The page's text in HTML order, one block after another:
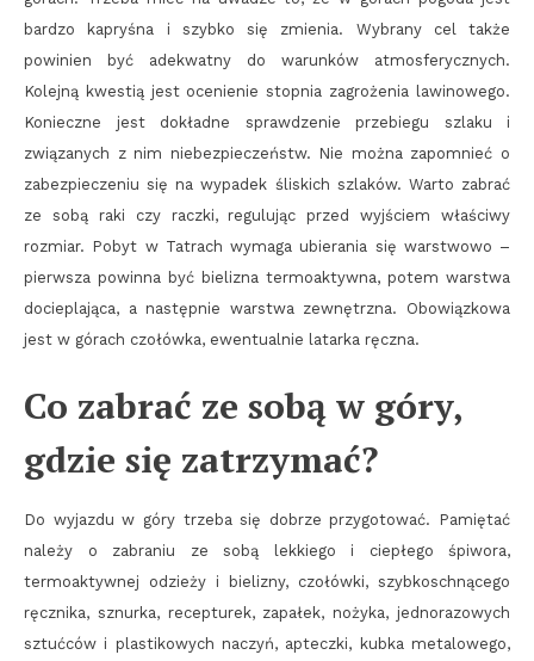
bardzo kapryśna i szybko się zmienia. Wybrany cel także
powinien być adekwatny do warunków atmosferycznych.
Kolejną kwestią jest ocenienie stopnia zagrożenia lawinowego.
Konieczne jest dokładne sprawdzenie przebiegu szlaku i
związanych z nim niebezpieczeństw. Nie można zapomnieć o
zabezpieczeniu się na wypadek śliskich szlaków. Warto zabrać
ze sobą raki czy raczki, regulując przed wyjściem właściwy
rozmiar. Pobyt w Tatrach wymaga ubierania się warstwowo –
pierwsza powinna być bielizna termoaktywna, potem warstwa
docieplająca, a następnie warstwa zewnętrzna. Obowiązkowa
jest w górach czołówka, ewentualnie latarka ręczna.
Co zabrać ze sobą w góry,
gdzie się zatrzymać?
Do wyjazdu w góry trzeba się dobrze przygotować. Pamiętać
należy o zabraniu ze sobą lekkiego i ciepłego śpiwora,
termoaktywnej odzieży i bielizny, czołówki, szybkoschnącego
ręcznika, sznurka, recepturek, zapałek, nożyka, jednorazowych
sztućców i plastikowych naczyń, apteczki, kubka metalowego,